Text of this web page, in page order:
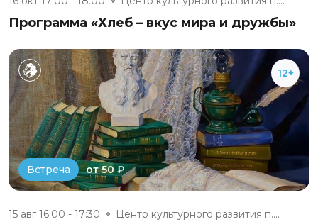
Программа «Хлеб – вкус мира и дружбы»
12+
Встреча от 50 ₽
15 авг 16:00 - 17:30 Центр культурного развития п....